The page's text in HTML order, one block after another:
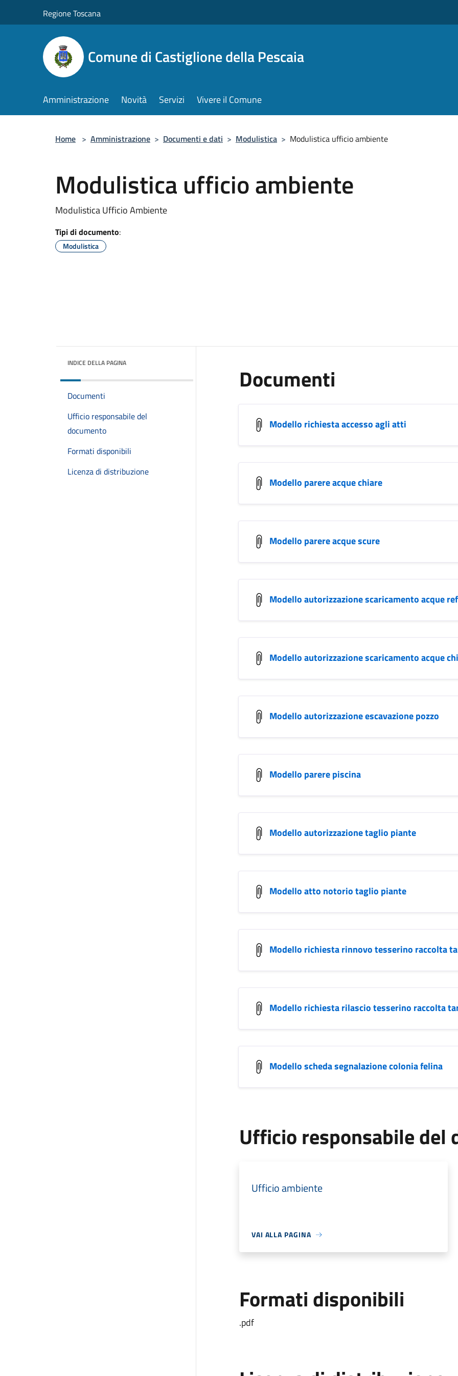
Regione Toscana
Comune di Castiglione della Pescaia
Amministrazione Novità Servizi Vivere il Comune
Home > Amministrazione > Documenti e dati > Modulistica > Modulistica ufficio ambiente
Modulistica ufficio ambiente
Modulistica Ufficio Ambiente
Tipi di documento:
Modulistica
INDICE DELLA PAGINA
Documenti
Ufficio responsabile del
documento
Formati disponibili
Licenza di distribuzione
Documenti
Modello richiesta accesso agli atti
Modello parere acque chiare
Modello parere acque scure
Modello autorizzazione scaricamento acque
Modello autorizzazione scaricamento acque
Modello autorizzazione escavazione pozzo
Modello parere piscina
Modello autorizzazione taglio piante
Modello atto notorio taglio piante
Modello richiesta rinnovo tesserino raccolta
Modello richiesta rilascio tesserino raccolta
Modello scheda segnalazione colonia felina
Ufficio responsabile del
Ufficio ambiente
VAI ALLA PAGINA
Formati disponibili
.pdf